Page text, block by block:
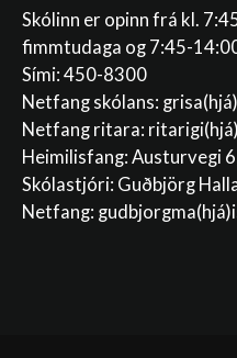
Skólinn er opinn frá kl.
fimmtudaga og 7:45-
Sími: 450-8300
Netfang skólans:
Netfang ritara:
Heimilisfang: Austurvegi
Skólastjóri: Guðbjörg
Netfang: